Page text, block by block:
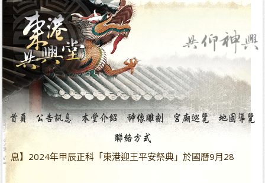
年甲辰正科「東港迎王平安祭典」於國曆9月28日～10月5日，